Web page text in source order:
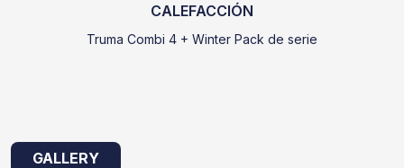
CALEFACCIÓN
Truma Combi 4 + Winter Pack de serie
GALLERY